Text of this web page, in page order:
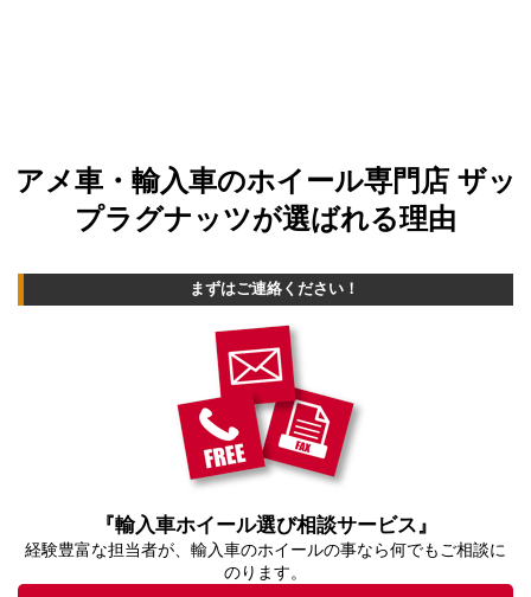
アメ車・輸入車のホイール専門店 ザッ
プラグナッツが選ばれる理由
まずはご連絡ください！
『輸入車ホイール選び相談サービス』
経験豊富な担当者が、輸入車のホイールの事なら何でもご相談に
のります。